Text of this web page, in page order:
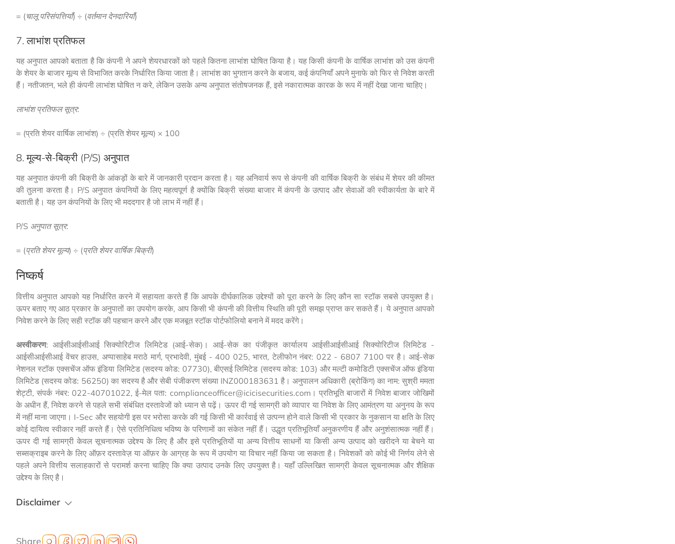
= (चालू परिसंपत्तियाँ) ÷ (वर्तमान देनदारियाँ)
7. लाभांश प्रतिफल
यह अनुपात आपको बताता है कि कंपनी ने अपने शेयरधारकों को पहले कितना लाभांश घोषित किया है। यह किसी कंपनी के वार्षिक लाभांश को उस कंपनी
के शेयर के बाजार मूल्य से विभाजित करके निर्धारित किया जाता है। लाभांश का भुगतान करने के बजाय, कई कंपनियाँ अपने मुनाफे को फिर से निवेश करती
हैं। नतीजतन, भले ही कंपनी लाभांश घोषित न करे, लेकिन उसके अन्य अनुपात संतोषजनक हैं, इसे नकारात्मक कारक के रूप में नहीं देखा जाना चाहिए।
लाभांश प्रतिफल सूत्र:
= (प्रति शेयर वार्षिक लाभांश) ÷ (प्रति शेयर मूल्य) × 100
8. मूल्य-से-बिक्री (P/S) अनुपात
यह अनुपात कंपनी की बिक्री के आंकड़ों के बारे में जानकारी प्रदान करता है। यह अनिवार्य रूप से कंपनी की वार्षिक बिक्री के संबंध में शेयर की कीमत
की तुलना करता है। P/S अनुपात कंपनियों के लिए महत्वपूर्ण है क्योंकि बिक्री संख्या बाजार में कंपनी के उत्पाद और सेवाओं की स्वीकार्यता के बारे में
बताती है। यह उन कंपनियों के लिए भी मददगार है जो लाभ में नहीं हैं।
P/S अनुपात सूत्र:
= (प्रति शेयर मूल्य) ÷ (प्रति शेयर वार्षिक बिक्री)
निष्कर्ष
वित्तीय अनुपात आपको यह निर्धारित करने में सहायता करते हैं कि आपके दीर्घकालिक उद्देश्यों को पूरा करने के लिए कौन सा स्टॉक सबसे उपयुक्त है।
ऊपर बताए गए आठ प्रकार के अनुपातों का उपयोग करके, आप किसी भी कंपनी की वित्तीय स्थिति की पूरी समझ प्राप्त कर सकते हैं। ये अनुपात आपको
निवेश करने के लिए सही स्टॉक की पहचान करने और एक मजबूत स्टॉक पोर्टफोलियो बनाने में मदद करेंगे।
अस्वीकरण: आईसीआईसीआई सिक्योरिटीज लिमिटेड (आई-सेक)। आई-सेक का पंजीकृत कार्यालय आईसीआईसीआई सिक्योरिटीज लिमिटेड -
आईसीआईसीआई वेंचर हाउस, अप्पासाहेब मराठे मार्ग, प्रभादेवी, मुंबई - 400 025, भारत, टेलीफोन नंबर: 022 - 6807 7100 पर है। आई-सेक
नेशनल स्टॉक एक्सचेंज ऑफ इंडिया लिमिटेड (सदस्य कोड: 07730), बीएसई लिमिटेड (सदस्य कोड: 103) और मल्टी कमोडिटी एक्सचेंज ऑफ इंडिया
लिमिटेड (सदस्य कोड: 56250) का सदस्य है और सेबी पंजीकरण संख्या INZ000183631 है। अनुपालन अधिकारी (ब्रोकिंग) का नाम: सुश्री ममता
शेट्टी, संपर्क नंबर: 022-40701022, ई-मेल पता: complianceofficer@icicisecurities.com। प्रतिभूति बाजारों में निवेश बाजार जोखिमों
के अधीन हैं, निवेश करने से पहले सभी संबंधित दस्तावेजों को ध्यान से पढ़ें। ऊपर दी गई सामग्री को व्यापार या निवेश के लिए आमंत्रण या अनुनय के रूप
में नहीं माना जाएगा। I-Sec और सहयोगी इस पर भरोसा करके की गई किसी भी कार्रवाई से उत्पन्न होने वाले किसी भी प्रकार के नुकसान या क्षति के लिए
कोई दायित्व स्वीकार नहीं करते हैं। ऐसे प्रतिनिधित्व भविष्य के परिणामों का संकेत नहीं हैं। उद्धृत प्रतिभूतियाँ अनुकरणीय हैं और अनुशंसात्मक नहीं हैं।
ऊपर दी गई सामग्री केवल सूचनात्मक उद्देश्य के लिए है और इसे प्रतिभूतियों या अन्य वित्तीय साधनों या किसी अन्य उत्पाद को खरीदने या बेचने या
सब्सक्राइब करने के लिए ऑफ़र दस्तावेज़ या ऑफ़र के आग्रह के रूप में उपयोग या विचार नहीं किया जा सकता है। निवेशकों को कोई भी निर्णय लेने से
पहले अपने वित्तीय सलाहकारों से परामर्श करना चाहिए कि क्या उत्पाद उनके लिए उपयुक्त है। यहाँ उल्लिखित सामग्री केवल सूचनात्मक और शैक्षिक
उद्देश्य के लिए है।
Disclaimer
Share